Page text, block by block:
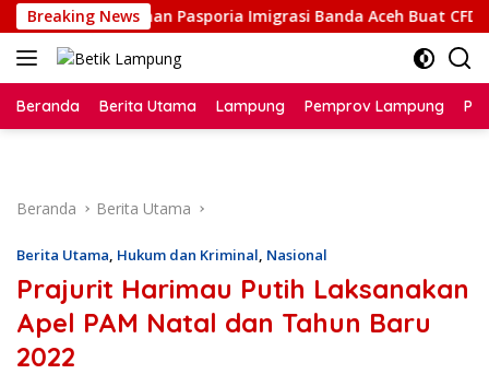
Langsung
ke
konten
Breaking News
Pasporia Imigrasi Banda Aceh Buat CFD Makin Ceria
Beranda Berita Utama Lampung Pemprov Lampung
Beranda Berita Utama
Berita Utama, Hukum dan Kriminal, Nasional
Prajurit Harimau Putih Laksanakan
Apel PAM Natal dan Tahun Baru
2022